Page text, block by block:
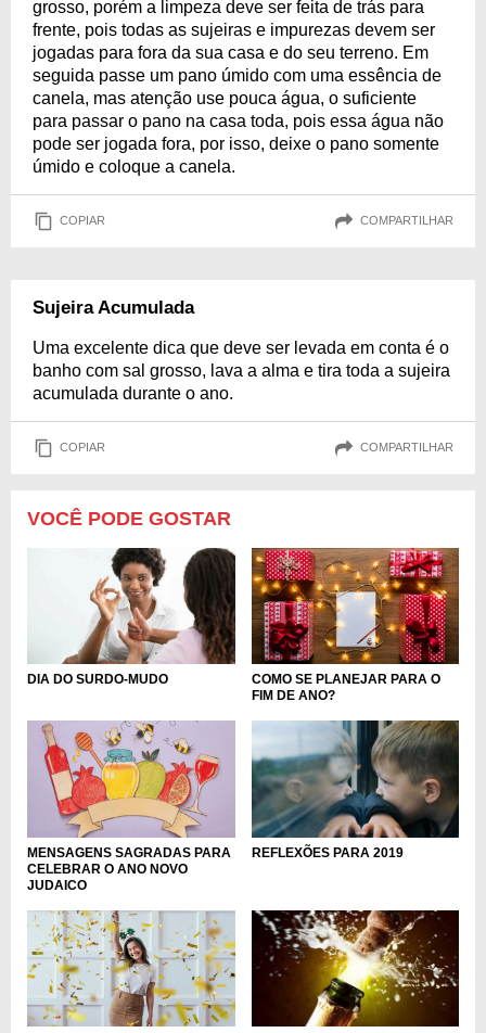
grosso, porém a limpeza deve ser feita de trás para
frente, pois todas as sujeiras e impurezas devem ser
jogadas para fora da sua casa e do seu terreno. Em
seguida passe um pano úmido com uma essência de
canela, mas atenção use pouca água, o suficiente
para passar o pano na casa toda, pois essa água não
pode ser jogada fora, por isso, deixe o pano somente
úmido e coloque a canela.
COPIAR COMPARTILHAR
Sujeira Acumulada
Uma excelente dica que deve ser levada em conta é o
banho com sal grosso, lava a alma e tira toda a sujeira
acumulada durante o ano.
COPIAR COMPARTILHAR
VOCÊ PODE GOSTAR
DIA DO SURDO-MUDO
COMO SE PLANEJAR PARA O
FIM DE ANO?
MENSAGENS SAGRADAS PARA
CELEBRAR O ANO NOVO
JUDAICO
REFLEXÕES PARA 2019